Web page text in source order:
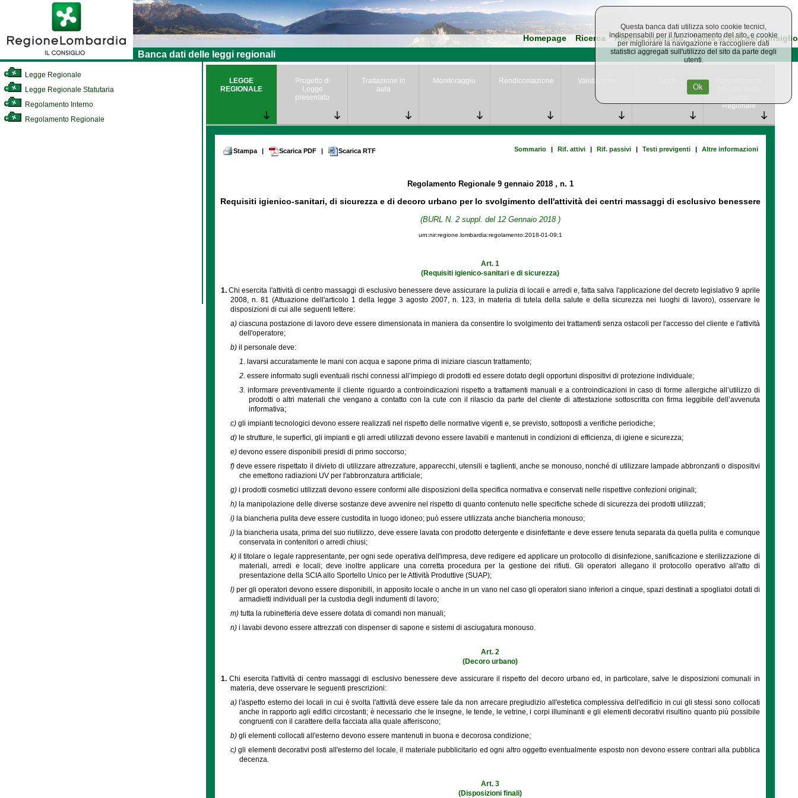
Homepage Ricerca Ricerca avanzata Torna al sito del consiglio
Banca dati delle leggi regionali
Legge Regionale
Legge Regionale Statutaria
Regolamento Interno
Regolamento Regionale
LEGGE
REGIONALE
Progetto di
Legge
presentato
Trattazione in
aula
Monitoraggio Rendicontazione Valutazione
Regionale
Stampa | Scarica PDF | Scarica RTF Sommario | Rif. attivi | Rif. passivi | Testi previgenti | Altre informazioni
Regolamento Regionale 9 gennaio 2018 , n. 1
Requisiti igienico-sanitari, di sicurezza e di decoro urbano per lo svolgimento dell'attività dei centri massaggi di esclusivo benessere
(BURL N. 2 suppl. del 12 Gennaio 2018 )
urn:nir:regione.lombardia:regolamento:2018-01-09;1
Art. 1
(Requisiti igienico-sanitari e di sicurezza)
1.Chi esercita l'attività di centro massaggi di esclusivo benessere deve assicurare la pulizia di locali e arredi e, fatta salva l'applicazione del decreto legislativo 9 aprile
2008, n. 81 (Attuazione dell'articolo 1 della legge 3 agosto 2007, n. 123, in materia di tutela della salute e della sicurezza nei luoghi di lavoro), osservare le
disposizioni di cui alle seguenti lettere:
a) ciascuna postazione di lavoro deve essere dimensionata in maniera da consentire lo svolgimento dei trattamenti senza ostacoli per l'accesso del cliente e l'attività
dell'operatore;
b) il personale deve:
1. lavarsi accuratamente le mani con acqua e sapone prima di iniziare ciascun trattamento;
2.essere informato sugli eventuali rischi connessi all’impiego di prodotti ed essere dotato degli opportuni dispositivi di protezione individuale;
3.informare preventivamente il cliente riguardo a controindicazioni rispetto a trattamenti manuali e a controindicazioni in caso di forme allergiche all’utilizzo di
prodotti o altri materiali che vengano a contatto con la cute con il rilascio da parte del cliente di attestazione sottoscritta con firma leggibile dell’avvenuta
informativa;
c) gli impianti tecnologici devono essere realizzati nel rispetto delle normative vigenti e, se previsto, sottoposti a verifiche periodiche;
d) le strutture, le superfici, gli impianti e gli arredi utilizzati devono essere lavabili e mantenuti in condizioni di efficienza, di igiene e sicurezza;
e) devono essere disponibili presidi di primo soccorso;
f) deve essere rispettato il divieto di utilizzare attrezzature, apparecchi, utensili e taglienti, anche se monouso, nonché di utilizzare lampade abbronzanti o dispositivi
che emettono radiazioni UV per l'abbronzatura artificiale;
g) i prodotti cosmetici utilizzati devono essere conformi alle disposizioni della specifica normativa e conservati nelle rispettive confezioni originali;
h) la manipolazione delle diverse sostanze deve avvenire nel rispetto di quanto contenuto nelle specifiche schede di sicurezza dei prodotti utilizzati;
i) la biancheria pulita deve essere custodita in luogo idoneo; può essere utilizzata anche biancheria monouso;
j) la biancheria usata, prima del suo riutilizzo, deve essere lavata con prodotto detergente e disinfettante e deve essere tenuta separata da quella pulita e comunque
conservata in contenitori o arredi chiusi;
k) il titolare o legale rappresentante, per ogni sede operativa dell'impresa, deve redigere ed applicare un protocollo di disinfezione, sanificazione e sterilizzazione di
materiali, arredi e locali; deve inoltre applicare una corretta procedura per la gestione dei rifiuti. Gli operatori allegano il protocollo operativo all'atto di
presentazione della SCIA allo Sportello Unico per le Attività Produttive (SUAP);
l) per gli operatori devono essere disponibili, in apposito locale o anche in un vano nel caso gli operatori siano inferiori a cinque, spazi destinati a spogliatoi dotati di
armadietti individuali per la custodia degli indumenti di lavoro;
m) tutta la rubinetteria deve essere dotata di comandi non manuali;
n) i lavabi devono essere attrezzati con dispenser di sapone e sistemi di asciugatura monouso.
Art. 2
(Decoro urbano)
1.Chi esercita l'attività di centro massaggi di esclusivo benessere deve assicurare il rispetto del decoro urbano ed, in particolare, salve le disposizioni comunali in
materia, deve osservare le seguenti prescrizioni:
a) l'aspetto esterno dei locali in cui è svolta l'attività deve essere tale da non arrecare pregiudizio all'estetica complessiva dell'edificio in cui gli stessi sono collocati
anche in rapporto agli edifici circostanti; è necessario che le insegne, le tende, le vetrine, i corpi illuminanti e gli elementi decorativi risultino quanto più possibile
congruenti con il carattere della facciata alla quale afferiscono;
b) gli elementi collocati all'esterno devono essere mantenuti in buona e decorosa condizione;
c)gli elementi decorativi posti all'esterno del locale, il materiale pubblicitario ed ogni altro oggetto eventualmente esposto non devono essere contrari alla pubblica
decenza.
Art. 3
(Disposizioni finali)
Questa banca dati utilizza solo cookie tecnici,
indispensabili per il funzionamento del sito, e cookie
per migliorare la navigazione e raccogliere dati
statistici aggregati sull'utilizzo del sito da parte degli
utenti.
Ok